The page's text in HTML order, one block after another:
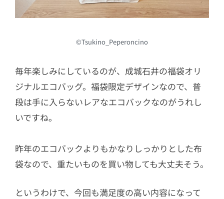
©Tsukino_Peperoncino
毎年楽しみにしているのが、成城石井の福袋オリ
ジナルエコバッグ。福袋限定デザインなので、普
段は手に入らないレアなエコバックなのがうれし
いですね。
昨年のエコバックよりもかなりしっかりとした布
袋なので、重たいものを買い物しても大丈夫そう。
というわけで、今回も満足度の高い内容になって